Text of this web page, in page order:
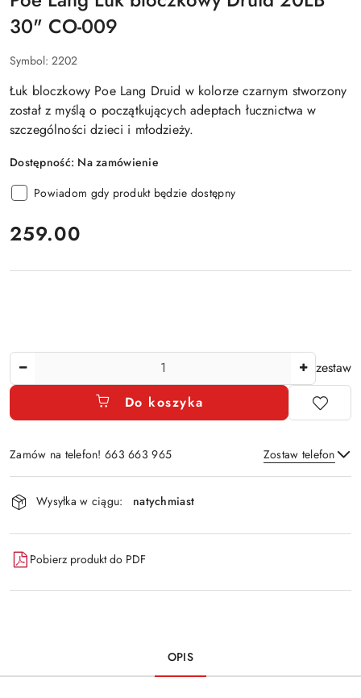
30" CO-009
Symbol: 2202
Łuk bloczkowy Poe Lang Druid w kolorze czarnym stworzony
został z myślą o początkujących adeptach łucznictwa w
szczególności dzieci i młodzieży.
Dostępność: Na zamówienie
Powiadom gdy produkt będzie dostępny
cena:
259.00
zestaw
Do koszyka
Zamów na telefon! 663 663 965 Zostaw telefon
Dostępność
i
dostawa
Wysyłka w ciągu: natychmiast
Pobierz produkt do PDF
OPIS